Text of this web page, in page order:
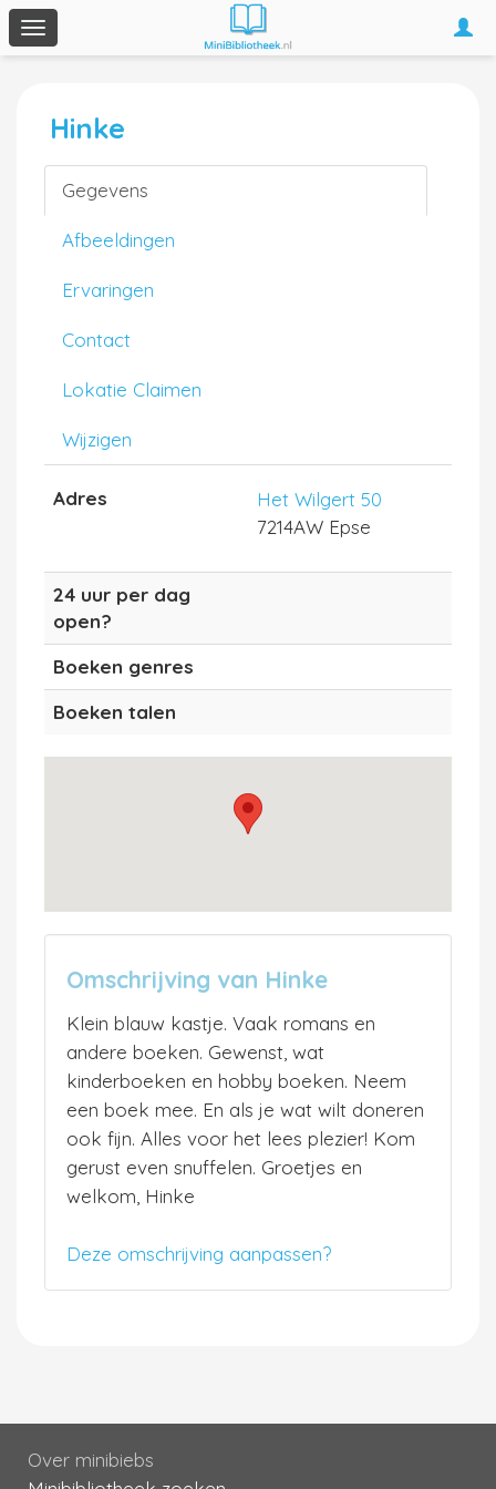
Toggle
navigation
Hinke
Gegevens
Afbeeldingen
Ervaringen
Contact
Lokatie Claimen
Wijzigen
Adres
Het Wilgert 50
7214AW Epse
24 uur per dag
open?
Boeken genres
Boeken talen
Omschrijving van Hinke
Klein blauw kastje. Vaak romans en
andere boeken. Gewenst, wat
kinderboeken en hobby boeken. Neem
een boek mee. En als je wat wilt doneren
ook fijn. Alles voor het lees plezier! Kom
gerust even snuffelen. Groetjes en
welkom, Hinke
Deze omschrijving aanpassen?
Over minibiebs